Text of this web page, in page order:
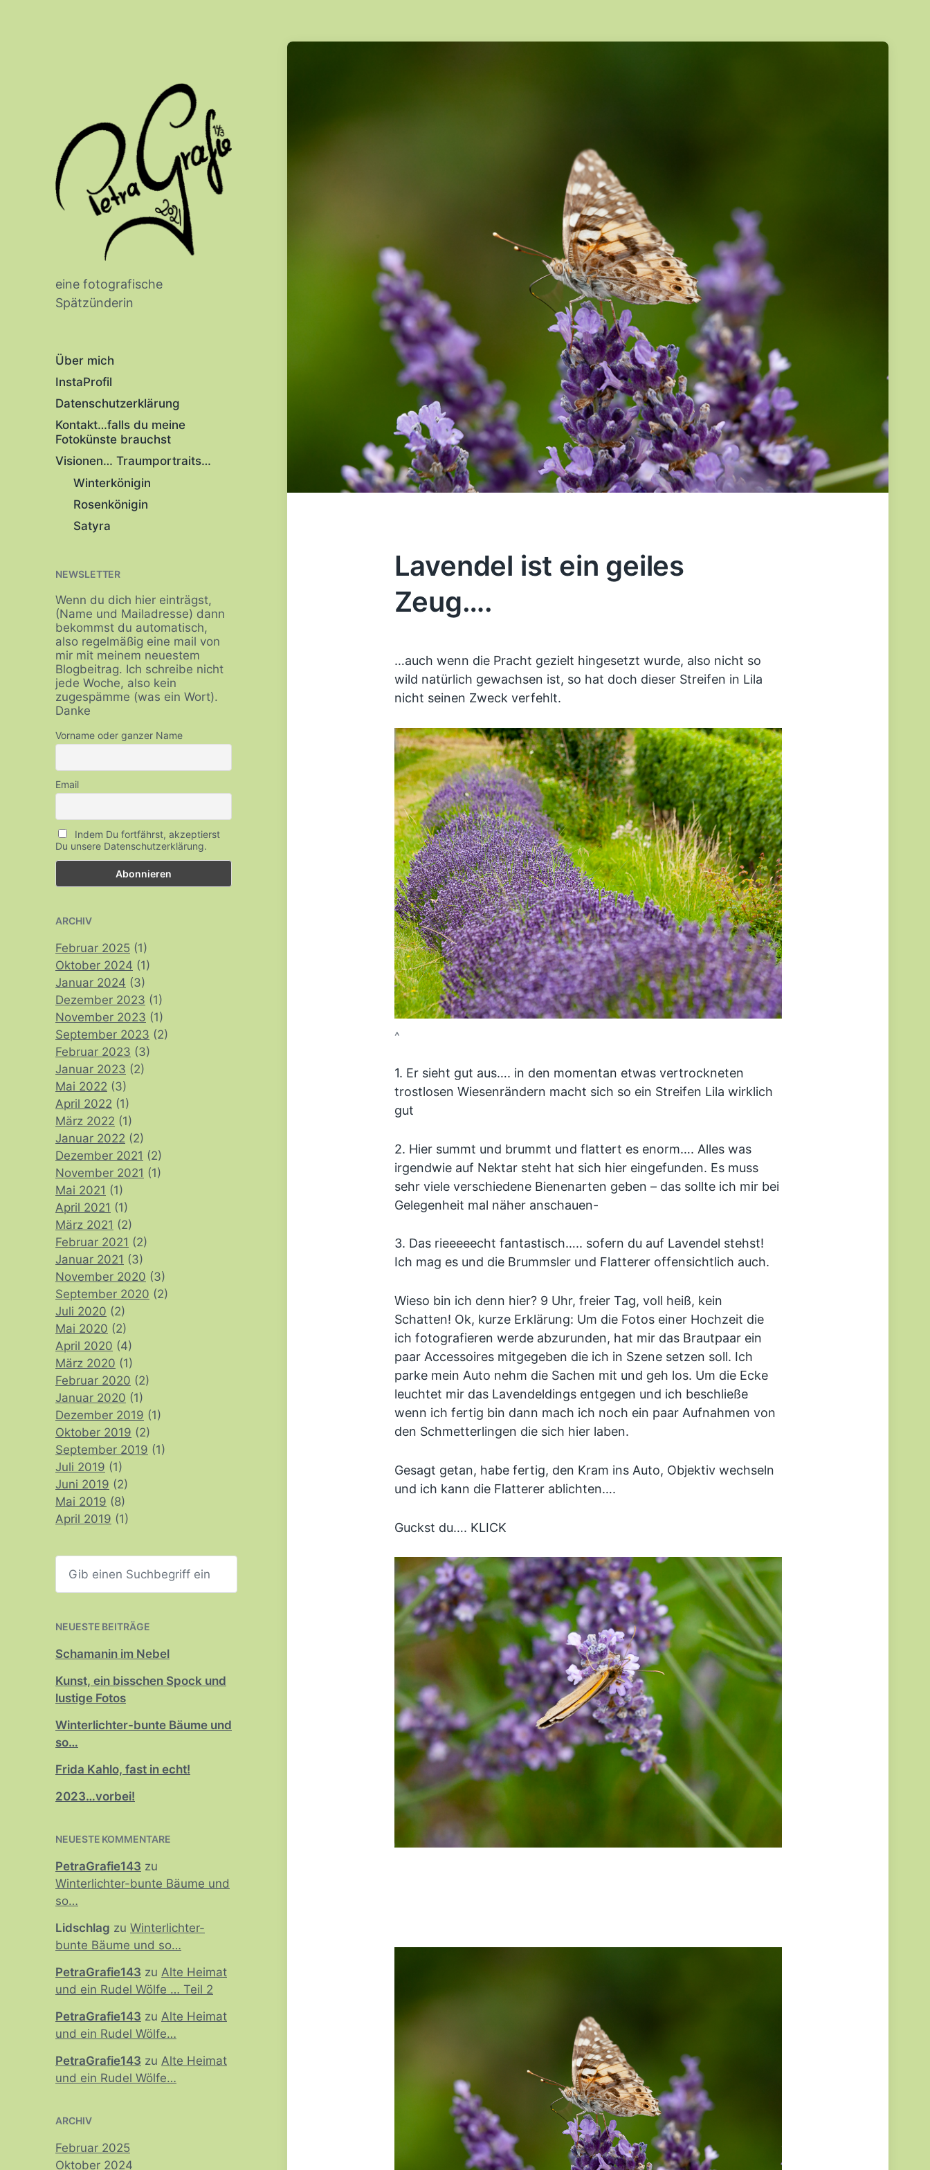
eine fotografische
Spätzünderin
Über mich
InstaProfil
Datenschutzerklärung
Kontakt…falls du meine
Fotokünste brauchst
Visionen… Traumportraits…
Winterkönigin
Rosenkönigin
Satyra
NEWSLETTER
Wenn du dich hier einträgst,
(Name und Mailadresse) dann
bekommst du automatisch,
also regelmäßig eine mail von
mir mit meinem neuestem
Blogbeitrag. Ich schreibe nicht
jede Woche, also kein
zugespämme (was ein Wort).
Danke
Vorname oder ganzer Name
Email
Indem Du fortfährst, akzeptierst
Du unsere Datenschutzerklärung.
ARCHIV
Februar 2025 (1)
Oktober 2024 (1)
Januar 2024 (3)
Dezember 2023 (1)
November 2023 (1)
September 2023 (2)
Februar 2023 (3)
Januar 2023 (2)
Mai 2022 (3)
April 2022 (1)
März 2022 (1)
Januar 2022 (2)
Dezember 2021 (2)
November 2021 (1)
Mai 2021 (1)
April 2021 (1)
März 2021 (2)
Februar 2021 (2)
Januar 2021 (3)
November 2020 (3)
September 2020 (2)
Juli 2020 (2)
Mai 2020 (2)
April 2020 (4)
März 2020 (1)
Februar 2020 (2)
Januar 2020 (1)
Dezember 2019 (1)
Oktober 2019 (2)
September 2019 (1)
Juli 2019 (1)
Juni 2019 (2)
Mai 2019 (8)
April 2019 (1)
S
n
NEUESTE BEITRÄGE
Schamanin im Nebel
Kunst, ein bisschen Spock und
lustige Fotos
Winterlichter-bunte Bäume und
so…
Frida Kahlo, fast in echt!
2023…vorbei!
NEUESTE KOMMENTARE
PetraGrafie143 zu
Winterlichter-bunte Bäume und
so…
Lidschlag zu Winterlichter-
bunte Bäume und so…
PetraGrafie143 zu Alte Heimat
und ein Rudel Wölfe … Teil 2
PetraGrafie143 zu Alte Heimat
und ein Rudel Wölfe…
PetraGrafie143 zu Alte Heimat
und ein Rudel Wölfe…
ARCHIV
Februar 2025
Oktober 2024
Lavendel ist ein geiles
Zeug….
…auch wenn die Pracht gezielt hingesetzt wurde, also nicht so
wild natürlich gewachsen ist, so hat doch dieser Streifen in Lila
nicht seinen Zweck verfehlt.
^
1. Er sieht gut aus…. in den momentan etwas vertrockneten
trostlosen Wiesenrändern macht sich so ein Streifen Lila wirklich
gut
2. Hier summt und brummt und flattert es enorm…. Alles was
irgendwie auf Nektar steht hat sich hier eingefunden. Es muss
sehr viele verschiedene Bienenarten geben – das sollte ich mir bei
Gelegenheit mal näher anschauen-
3. Das rieeeeecht fantastisch….. sofern du auf Lavendel stehst!
Ich mag es und die Brummsler und Flatterer offensichtlich auch.
Wieso bin ich denn hier? 9 Uhr, freier Tag, voll heiß, kein
Schatten! Ok, kurze Erklärung: Um die Fotos einer Hochzeit die
ich fotografieren werde abzurunden, hat mir das Brautpaar ein
paar Accessoires mitgegeben die ich in Szene setzen soll. Ich
parke mein Auto nehm die Sachen mit und geh los. Um die Ecke
leuchtet mir das Lavendeldings entgegen und ich beschließe
wenn ich fertig bin dann mach ich noch ein paar Aufnahmen von
den Schmetterlingen die sich hier laben.
Gesagt getan, habe fertig, den Kram ins Auto, Objektiv wechseln
und ich kann die Flatterer ablichten….
Guckst du…. KLICK